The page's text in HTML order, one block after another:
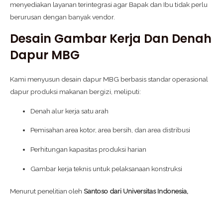
menyediakan layanan terintegrasi agar Bapak dan Ibu tidak perlu
berurusan dengan banyak vendor.
Desain Gambar Kerja Dan Denah
Dapur MBG
Kami menyusun desain dapur MBG berbasis standar operasional
dapur produksi makanan bergizi, meliputi:
Denah alur kerja satu arah
Pemisahan area kotor, area bersih, dan area distribusi
Perhitungan kapasitas produksi harian
Gambar kerja teknis untuk pelaksanaan konstruksi
Menurut penelitian oleh Santoso dari Universitas Indonesia,